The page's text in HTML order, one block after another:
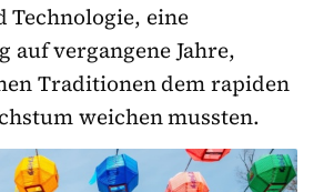
eine
auf vergangene Jahre,
Traditionen dem rapiden
weichen mussten.